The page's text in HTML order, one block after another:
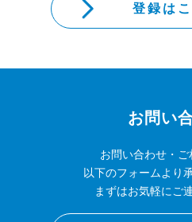
登録は
お問い
お問い合わせ・ご
以下のフォームより
まずはお気軽にご